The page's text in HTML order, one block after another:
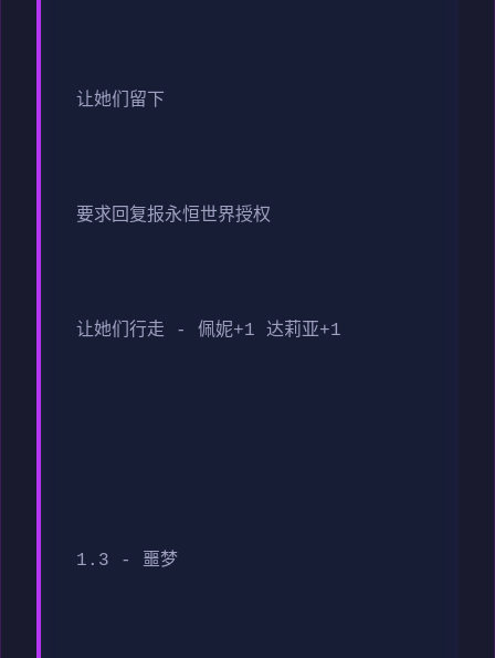
让她们留下
要求回复报永恒世界授权
让她们行走 - 佩妮+1 达莉亚+1
1.3 - 噩梦